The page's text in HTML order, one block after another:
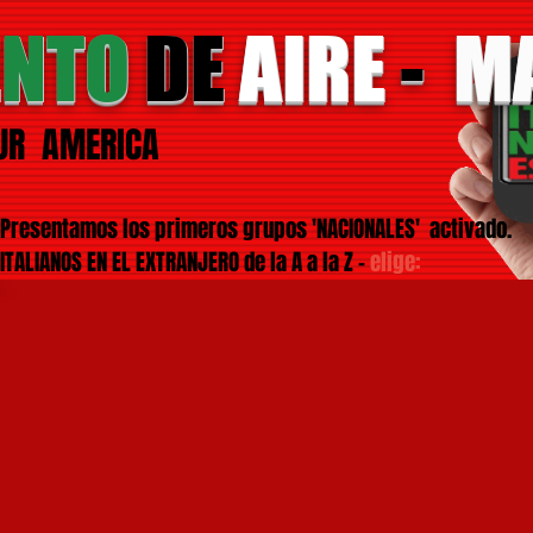
AMERICA
Presentamos los primeros grupos 'NACIONALES' activado.
ITALIANOS EN EL EXTRANJERO de la A a la Z -elige:
DEAIRE-